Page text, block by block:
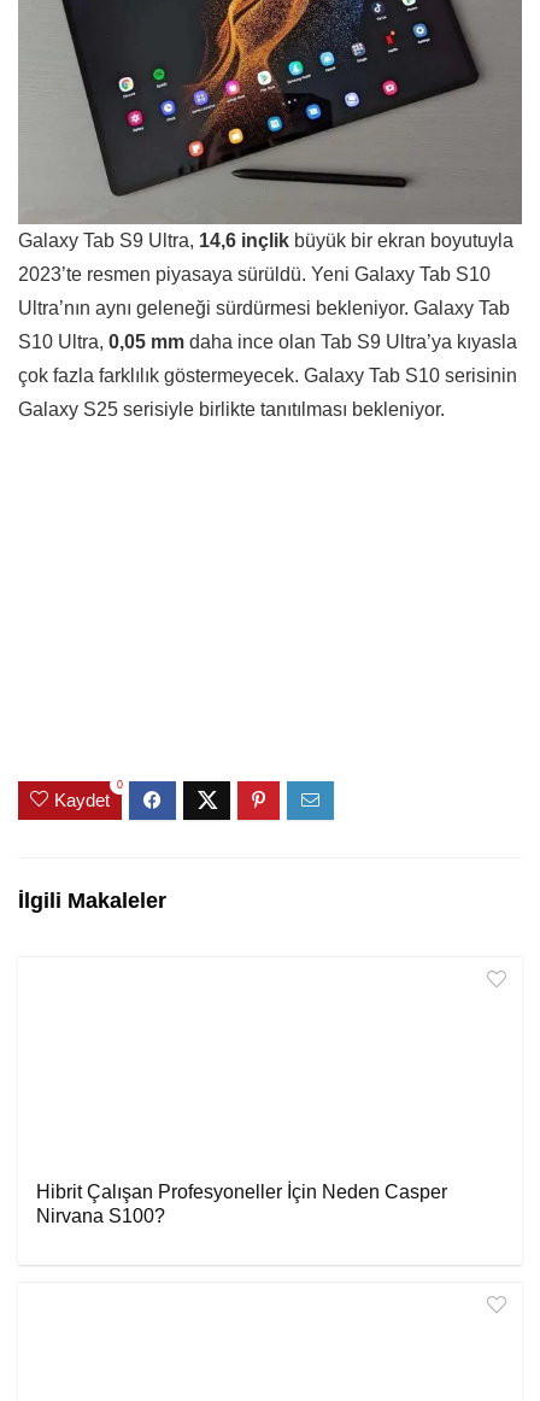
Galaxy Tab S9 Ultra, 14,6 inçlik büyük bir ekran boyutuyla
2023’te resmen piyasaya sürüldü. Yeni Galaxy Tab S10
Ultra’nın aynı geleneği sürdürmesi bekleniyor. Galaxy Tab
S10 Ultra, 0,05 mm daha ince olan Tab S9 Ultra’ya kıyasla
çok fazla farklılık göstermeyecek. Galaxy Tab S10 serisinin
Galaxy S25 serisiyle birlikte tanıtılması bekleniyor.
Kaydet
0
İlgili Makaleler
Hibrit Çalışan Profesyoneller İçin Neden Casper
Nirvana S100?